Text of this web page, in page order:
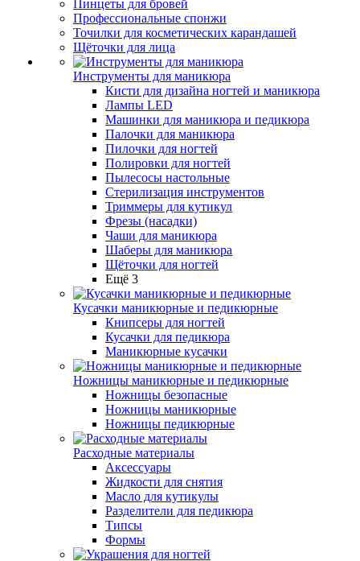
Пинцеты для бровей
Профессиональные спонжи
Точилки для косметических карандашей
Щёточки для лица
Инструменты для маникюра
Кисти для дизайна ногтей и маникюра
Лампы LED
Машинки для маникюра и педикюра
Палочки для маникюра
Пилочки для ногтей
Полировки для ногтей
Пылесосы настольные
Стерилизация инструментов
Триммеры для кутикул
Фрезы (насадки)
Чаши для маникюра
Шаберы для маникюра
Щёточки для ногтей
Ещё 3
Кусачки маникюрные и педикюрные
Книпсеры для ногтей
Кусачки для педикюра
Маникюрные кусачки
Ножницы маникюрные и педикюрные
Ножницы безопасные
Ножницы маникюрные
Ножницы педикюрные
Расходные материалы
Аксессуары
Жидкости для снятия
Масло для кутикулы
Разделители для педикюра
Типсы
Формы